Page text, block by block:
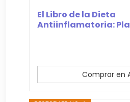
El Libro de la Dieta
Antiinflamatoria:
Comprar en